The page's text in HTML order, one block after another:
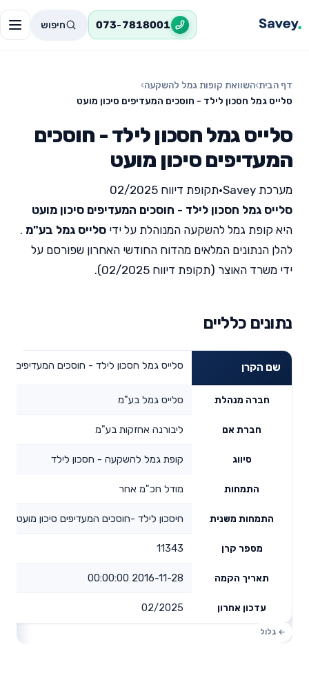
073-7818001 חיפוש
דף הבית›השוואת קופות גמל להשקעה›
סלייס גמל חסכון לילד - חוסכים המעדיפים סיכון מועט
סלייס גמל חסכון לילד - חוסכים
המעדיפים סיכון מועט
מערכת Savey •תקופת דיווח 02/2025
סלייס גמל חסכון לילד - חוסכים המעדיפים סיכון מועט
היא קופת גמל להשקעה המנוהלת על ידי סלייס גמל בע"מ .
להלן הנתונים המלאים מהדוח החודשי האחרון שפורסם על
ידי משרד האוצר (תקופת דיווח 02/2025).
נתונים כלליים
שם הקרן סלייס גמל חסכון לילד - חוסכים המעדיפים
חברה מנהלת סלייס גמל בע"מ
חברת אם ליבורנה אחזקות בע"מ
סיווג קופת גמל להשקעה - חסכון לילד
התמחות מודל חכ"מ אחר
התמחות משנית חיסכון לילד -חוסכים המעדיפים סיכון מועט
מספר קרן 11343
תאריך הקמה 2016-11-28 00:00:00
עדכון אחרון 02/2025